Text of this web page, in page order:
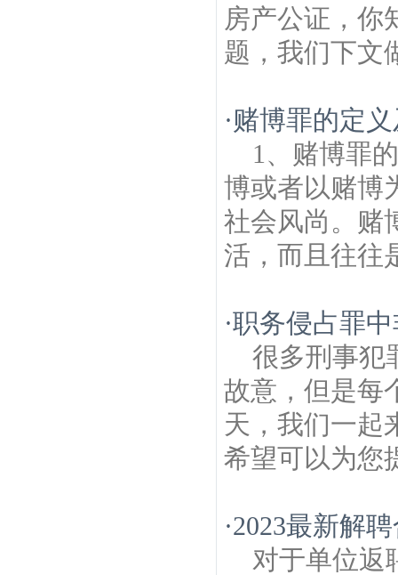
房产公证，你
题，我们下文
·赌博罪的定
1、赌博罪
博或者以赌博
社会风尚。赌
活，而且往往
·职务侵占罪
很多刑事犯
故意，但是每
天，我们一起
希望可以为您
·2023最新解
对于单位返